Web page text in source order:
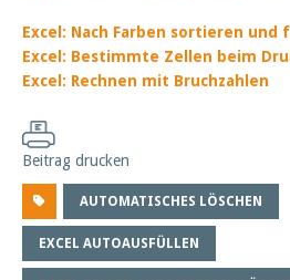
Excel: Nach Farben sortieren und
Excel: Bestimmte Zellen beim
Excel: Rechnen mit Bruchzahlen
Beitrag drucken
AUTOMATISCHES LÖSCHEN
EXCEL AUTOAUSFÜLLEN